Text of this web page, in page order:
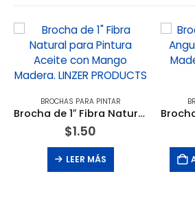
BROCHAS PARA PINTAR
Brocha de 1″ Fibra Natural para Pintura Aceite con Mango Madera. LINZER PRODUCTS
$1.50
LEER MÁS